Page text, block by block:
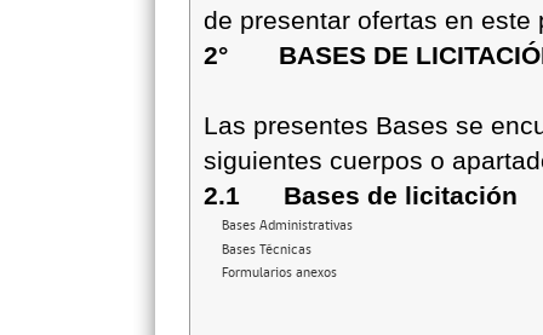
de presentar ofertas en este
2° BASES DE
Las presentes Bases se
siguientes cuerpos o
2.1 Bases de licitación
Bases Administrativas
Bases Técnicas
Formularios anexos